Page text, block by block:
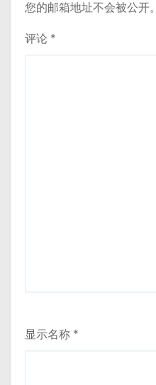
您的邮箱地址不会被公开。
评论 *
显示名称 *